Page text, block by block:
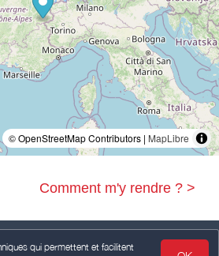
qui permettent et facilitent
© OpenStreetMap Contributors | MapLibre
Comment m'y rendre ? >